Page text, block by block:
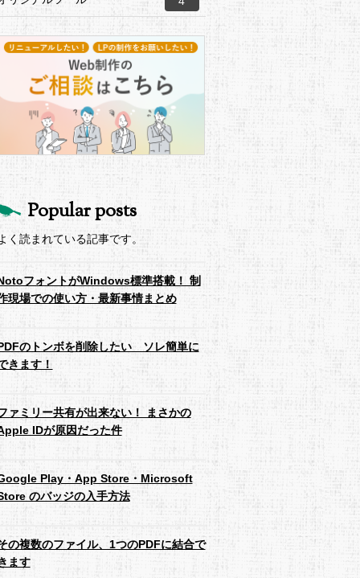
Popular posts
く読まれている記事です。
フォントがWindows標準搭載！ 制
現場での使い方・最新事情まとめ
のトンボを削除したい ソレ簡単に
きます！
ァミリー共有が出来ない！ まさかの
IDが原因だった件
Play・App Store・Microsoft
のバッジの入手方法
の複数のファイル、1つのPDFに結合で
ます